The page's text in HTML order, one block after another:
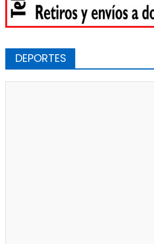
DEPORTES